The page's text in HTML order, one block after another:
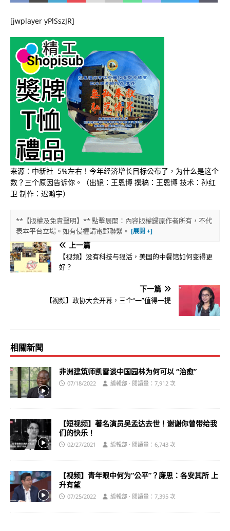
[jwplayer yPlSszJR]
来源：中新社 5%左右！今年经济增长目标公布了，为什么是这个
数？三个原因告诉你。（出镜：王恩博 撰稿：王恩博 技术：孙红
卫 制作：迟瀚宇）
**【版權及免責聲明】** 點擊展開：內容版權歸原作者所有，不代
表本平台立場。如有侵權請電郵聯繫。
上一篇
【视频】没有科技与狠活，美国的中餐馆如何变得更
好？
下一篇
【视频】政协大会开幕，三个“一”值得一提
相關新聞
非洲建筑师凯雷谈中国园林为何可以 “治愈”
07/18/2022 編輯部 · 閱讀量：7,912 次
【短视频】著名演员吴孟达去世！谢谢你曾带给我
们的快乐！
02/27/2021 編輯部 · 閱讀量：6,743 次
【视频】青年眼中何为“公平”？廉思：各安其所 上
升有望
07/25/2022 編輯部 · 閱讀量：7,395 次